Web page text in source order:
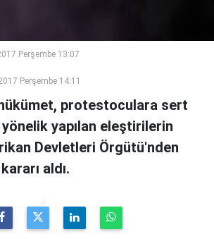
Perşembe 13:07
Perşembe 14:11
protestoculara sert
yapılan eleştirilerin
Devletleri Örgütü'nden
aldı.